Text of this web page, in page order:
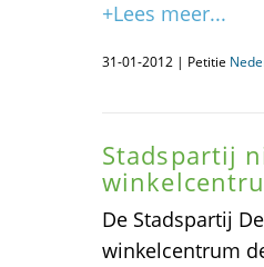
+Lees meer...
31-01-2012 | Petitie
Stadspartij
De Stadspartij
winkelcentrum